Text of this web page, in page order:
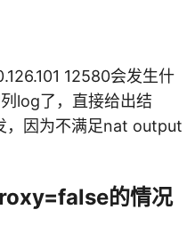
12580会发生什
log了，直接给出结
因为不满足nat output
的情况